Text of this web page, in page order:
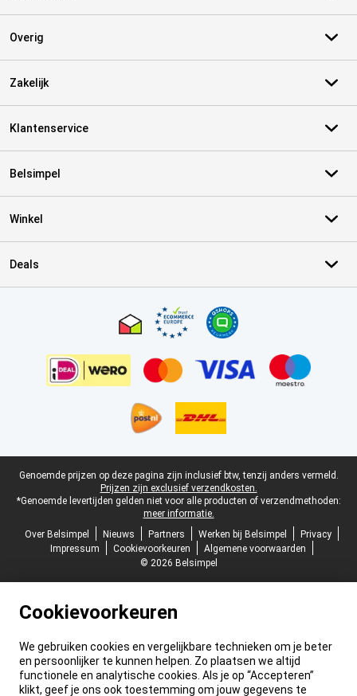
Overig
Zakelijk
Klantenservice
Belsimpel
Winkel
Deals
Juridische voettekst
Genoemde prijzen op deze pagina zijn inclusief btw, tenzij anders vermeld.
Prijzen zijn exclusief verzendkosten.
*Genoemde levertijden gelden niet voor alle producten of verzendmethoden:
meer informatie.
Over Belsimpel
Nieuws Partners Werken bij Belsimpel
Privacy
Impressum
Cookievoorkeuren
Algemene voorwaarden
© 2026 Belsimpel
Cookievoorkeuren
We gebruiken cookies en vergelijkbare technieken om je beter
en persoonlijker te kunnen helpen. Zo plaatsen we altijd
functionele en analytische cookies. Als je op “Accepteren”
klikt, geef je ons ook toestemming om jouw gegevens te